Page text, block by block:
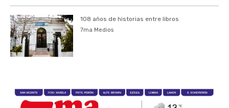
108 años de historias entre libros
7ma Medios